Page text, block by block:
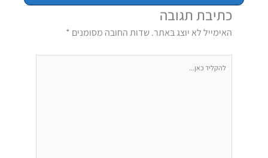
כתיבת תגובה
האימייל לא יוצג באתר.שדות החובה מסומנים *
להקליד